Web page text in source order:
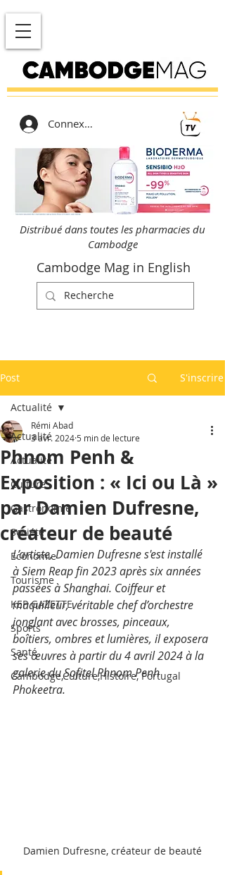
Connexion
Distribué dans toutes les pharmacies du
Cambodge
Cambodge Mag in English
Post S'inscrire
Actualité
Actualité
Culture
Gastronomie
Société
Economie
Tourisme
KEP GAZETTE
Sports
Santé
Cambodge,Culture,Histoire, Portugal
Actualité
Phnom Penh &
Exposition : « Ici ou Là »
par Damien Dufresne,
créateur de beauté
Rémi Abad
3 avr. 2024 5 min de lecture
L’artiste, Damien Dufresne s'est installé
à Siem Reap fin 2023 après six années
passées à Shanghai. Coiffeur et
maquilleur, véritable chef d’orchestre
jonglant avec brosses, pinceaux,
boîtiers, ombres et lumières, il exposera
ses œuvres à partir du 4 avril 2024 à la
galerie du Sofitel Phnom Penh
Phokeetra.
Damien Dufresne, créateur de beauté